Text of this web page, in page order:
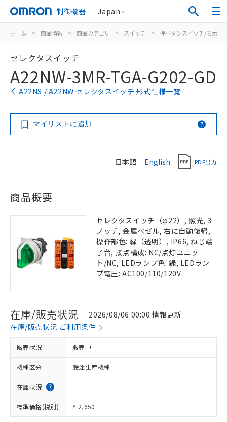
制御機器 Japan
ホーム > 商品情報 > 商品カテゴリ > スイッチ > 押ボタンスイッチ/表示灯
セレクタスイッチ
A22NW-3MR-TGA-G202-GD
A22NS / A22NW セレクタスイッチ 形式仕様一覧
マイリストに追加
日本語 English PDF出力
商品概要
セレクタスイッチ（φ22）, 照光, 3
ノッチ, 金属ベゼル, 右に自動復帰,
操作部色: 緑（透明）, IP66, ねじ端
子台, 接点構成: NC/点灯ユニッ
ト/NC, LEDランプ色: 緑, LEDラン
プ電圧: AC100/110/120V
在庫/販売状況
2026/08/06 00:00 情報更新
在庫/販売状況 ご利用条件
販売状況 販売中
機種区分 受注生産機種
在庫状況
標準価格(税別) ¥ 2,650